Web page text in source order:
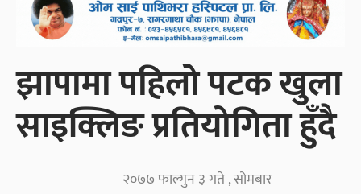
झापामा पहिलो पटक खुला
साइक्लिङ प्रतियोगिता हुँदै
२०७७ फाल्गुन ३ गते , सोमबार